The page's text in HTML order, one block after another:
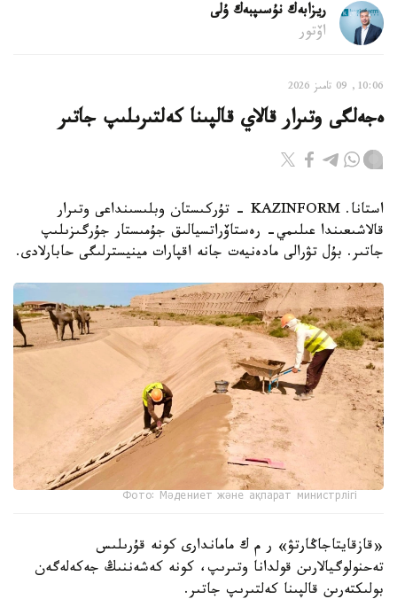
ريزابەك نۇسىپبەك ۇلى
اۆتور
10:06, 09 تامىز 2026
ەجەلگى وتىرار قالاي قالپىنا كەلتىرىلىپ جاتىر
استانا. KAZINFORM - تۇركىستان وبلىسىنداعى وتىرار
قالاشىعىندا عىلىمي- رەستاۆراتسيالىق جۇمىستار جۇرگىزىلىپ
جاتىر. بۇل تۋرالى مادەنيەت جانە اقپارات مينيسترلىگى حابارلادى.
Фото: Мәдениет және ақпарат министрлігі
«قازقايتاجاڭارتۋ» ر م ك ماماندارى كونە قۇرىلىس
تەحنولوگيالارىن قولدانا وتىرىپ، كونە كەشەننىڭ جەكەلەگەن
بولىكتەرىن قالپىنا كەلتىرىپ جاتىر.